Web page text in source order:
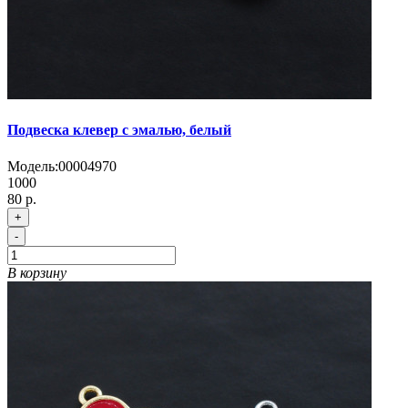
Подвеска клевер с эмалью, белый
Модель:00004970
1000
80 р.
+
-
В корзину